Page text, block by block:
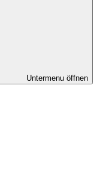
Untermenu öffnen